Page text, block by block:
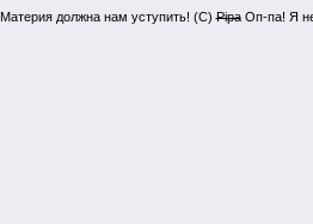
Материя должна нам уступить! (С)PipaОп-па! Я